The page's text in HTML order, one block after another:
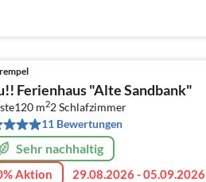
Ferienhaus "Alte Sandbank"
120 m22Schlafzimmer
11 Bewertungen
Sehr nachhaltig
Aktion 29.08.2026 - 05.09.2026